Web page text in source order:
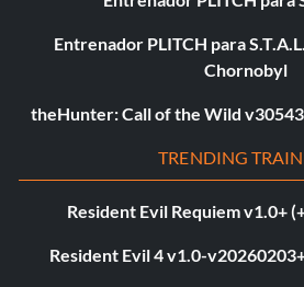
Entrenador PLITCH para
Chornobyl
theHunter: Call of the Wild
TRENDING
Resident Evil Requiem v1.0+
Resident Evil 4 v1.0-